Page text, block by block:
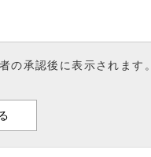
の承認後に表示されます。